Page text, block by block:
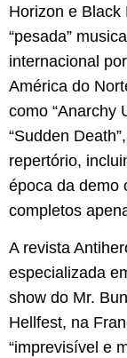
Horizon e Black
“pesada”
internacional
América do
como “Anarchy
“Sudden
repertório,
época da demo
completos
A revista
especializada
show do Mr.
Hellfest, na
“imprevisível e